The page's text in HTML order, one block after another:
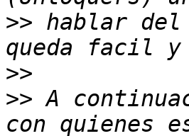
>> hablar del
>>
>> A